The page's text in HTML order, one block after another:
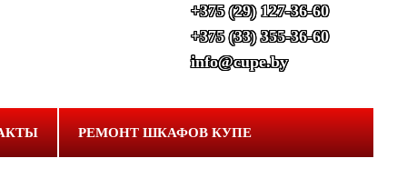
+375 (29) 127-36-60
+375 (33) 355-36-60
info@cupe.by
РЕМОНТ ШКАФОВ КУПЕ